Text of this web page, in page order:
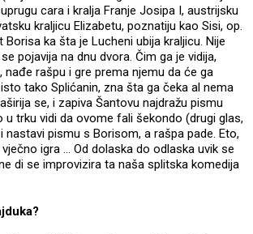
cara i kralja Franje Josipa I, austrijsku
kraljicu Elizabetu, poznatiju kao Sisi, op.
Borisa ka šta je Lucheni ubija kraljicu. Nije
pojavija na dnu dvora. Čim ga je vidija,
nađe rašpu i gre prema njemu da će ga
tako Splićanin, zna šta ga čeka al nema
se, i zapiva Šantovu najdražu pismu
u trku vidi da ovome fali šekondo (drugi glas,
nastavi pismu s Borisom, a rašpa pade. Eto,
igra ... Od dolaska do odlaska uvik se
di se improvizira ta naša splitska komedija